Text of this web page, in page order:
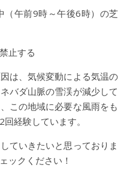
（午前9時～午後6時）の芝
止する
は、気候変動による気温の
バダ山脈の雪渓が減少して
この地域に必要な風雨をも
経験しています。
ていきたいと思っておりま
ックください！